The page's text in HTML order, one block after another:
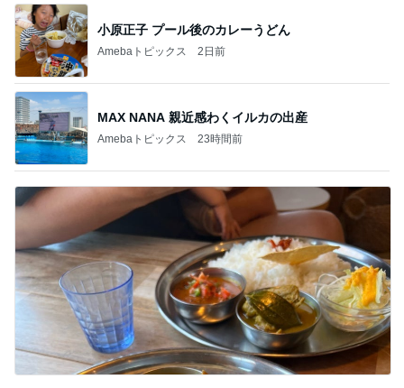
小原正子 プール後のカレーうどん
Amebaトピックス 2日前
MAX NANA 親近感わくイルカの出産
Amebaトピックス 23時間前